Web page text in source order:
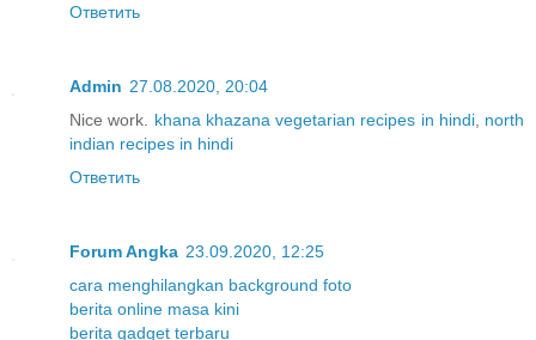
Ответить
Admin 27.08.2020, 20:04
Nice work. khana khazana vegetarian recipes in hindi, north
indian recipes in hindi
Ответить
Forum Angka 23.09.2020, 12:25
cara menghilangkan background foto
berita online masa kini
berita gadget terbaru